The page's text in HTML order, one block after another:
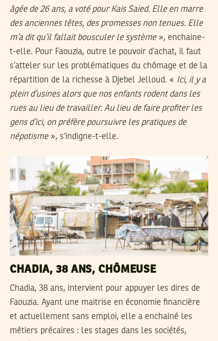
âgée de 26 ans, a voté pour Kais Saied. Elle en marre
des anciennes têtes, des promesses non tenues. Elle
m’a dit qu’il fallait bousculer le système», enchaine-
t-elle. Pour Faouzia, outre le pouvoir d’achat, il faut
s’atteler sur les problématiques du chômage et de la
répartition de la richesse à Djebel Jelloud. « Ici, il y a
plein d’usines alors que nos enfants rodent dans les
rues au lieu de travailler. Au lieu de faire profiter les
gens d’ici, on préfère poursuivre les pratiques de
népotisme», s’indigne-t-elle.
CHADIA, 38 ANS, CHÔMEUSE
Chadia, 38 ans, intervient pour appuyer les dires de
Faouzia. Ayant une maitrise en économie financière
et actuellement sans emploi, elle a enchainé les
métiers précaires : les stages dans les sociétés,